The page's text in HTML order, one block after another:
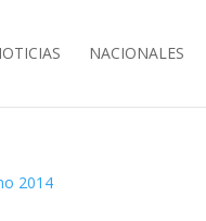
NACIONALES